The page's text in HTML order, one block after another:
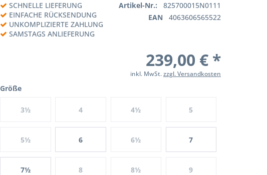
SCHNELLE LIEFERUNG
EINFACHE RÜCKSENDUNG
UNKOMPLIZIERTE ZAHLUNG
SAMSTAGS ANLIEFERUNG
Artikel-Nr.:
825700015N0111
EAN
4063606565522
239,00 € *
inkl. MwSt.zzgl. Versandkosten
Größe
3½ 4 4½ 5
5½ 6 6½ 7
7½ 8 8½ 9